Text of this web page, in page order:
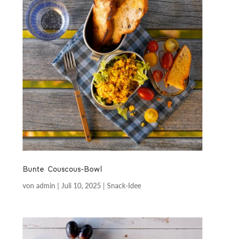
Bunte Couscous-Bowl
von admin | Juli 10, 2025| Snack-Idee
mit geröstetem Brot